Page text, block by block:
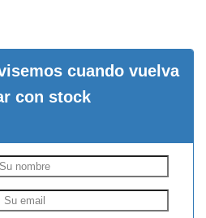
cuando vuelva
con stock